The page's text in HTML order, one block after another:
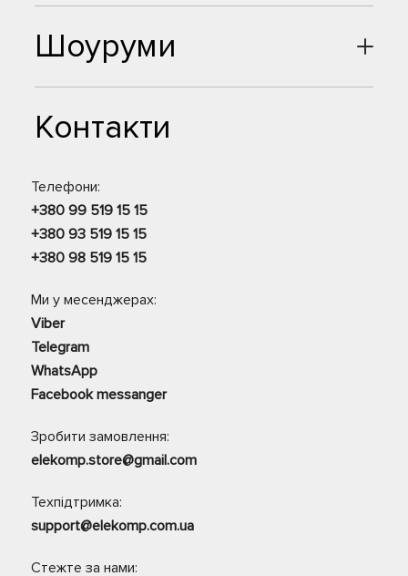
Шоуруми
Контакти
Телефони:
+380 99 519 15 15
+380 93 519 15 15
+380 98 519 15 15
Ми у месенджерах:
Viber
Telegram
WhatsApp
Facebook messanger
Зробити замовлення:
elekomp.store@gmail.com
Техпідтримка:
support@elekomp.com.ua
Стежте за нами: